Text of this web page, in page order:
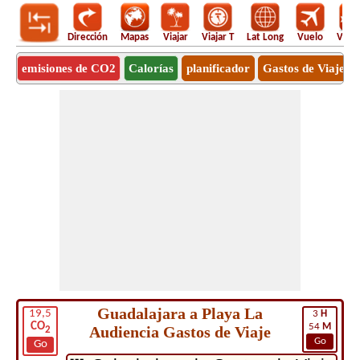
Dirección Mapas Viajar Viajar T Lat Long Vuelo
emisiones de CO2 Calorías planificador Gastos de Viaje
19,5
CO2
Go
3 H
54 M
Go
Guadalajara a Playa La
Audiencia Gastos de Viaje